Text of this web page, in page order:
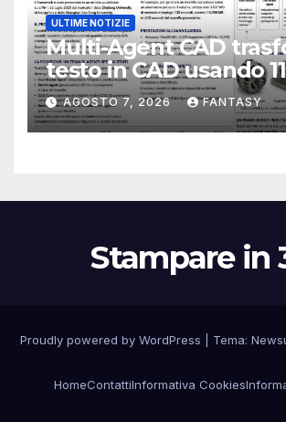
ULTIME NOTIZIE
Multi-Agent CAD
testo in CAD usando
meno token
AGOSTO 7, 2026 FANTASY
Stampare in
Proudly powered by WordPress Tema:
HomeContattiInformativa Cookies